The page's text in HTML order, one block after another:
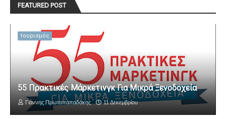
FEATURED POST
τουρισμός
55 Πρακτικές Μάρκετινγκ Για Μικρά Ξενοδοχεία
Γιάννης Πρωτοπαπαδάκης 11 Δεκεμβρίου